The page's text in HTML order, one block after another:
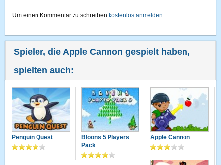
Um einen Kommentar zu schreiben kostenlos anmelden.
Spieler, die Apple Cannon gespielt haben,
spielten auch:
Penguin Quest
Bloons 5 Players
Pack
Apple Cannon